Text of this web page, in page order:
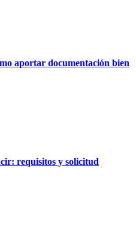
aportar documentación bien
requisitos y solicitud